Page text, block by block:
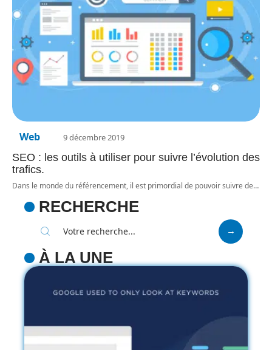
Web 9 décembre 2019
SEO : les outils à utiliser pour suivre l’évolution des
trafics.
Dans le monde du référencement, il est primordial de pouvoir suivre de…
RECHERCHE
À LA UNE